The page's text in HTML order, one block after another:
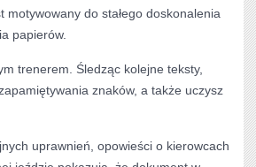
do stałego doskonalenia
papierów.
trenerem. Śledząc kolejne teksty,
znaków, a także uczysz
uprawnień, opowieści o kierowcach